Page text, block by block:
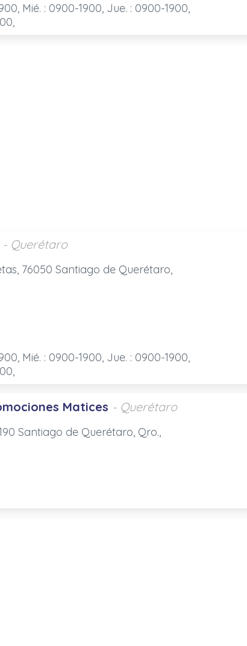
Mié. : 0900-1900, Jue. : 0900-1900,
- Querétaro
76050 Santiago de Querétaro,
Mié. : 0900-1900, Jue. : 0900-1900,
Matices - Querétaro
Santiago de Querétaro, Qro.,